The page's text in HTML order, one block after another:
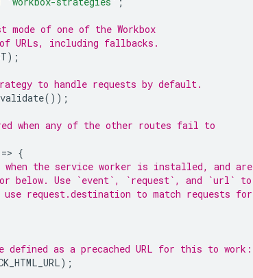
of one of the Workbox
URLs, including fallbacks.
);
to handle requests by default.
());
when any of the other routes fail to
=> {
when the service worker is installed, and are
below. Use `event`, `request`, and `url` to
request.destination to match requests for
be defined as a precached URL for this to work:
);